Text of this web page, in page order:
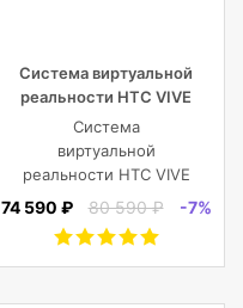
Система виртуальной
реальности HTC VIVE
Cosmos
Система
виртуальной
реальности HTC VIVE
Cosmos
74 590 ₽ 80 590 ₽ -7%